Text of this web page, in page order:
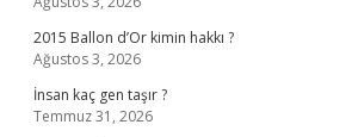
2015 Ballon d’Or kimin hakkı ?
Ağustos 3, 2026
İnsan kaç gen taşır ?
Temmuz 31, 2026